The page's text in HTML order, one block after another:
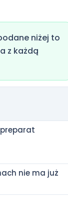
niżej to
z każdą
preparat
nie ma już